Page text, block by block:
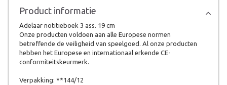
Product informatie
Adelaar notitieboek 3 ass. 19 cm
Onze producten voldoen aan alle Europese normen
betreffende de veiligheid van speelgoed. Al onze producten
hebben het Europese en internationaal erkende CE-
conformiteitskeurmerk.
Verpakking: **144/12